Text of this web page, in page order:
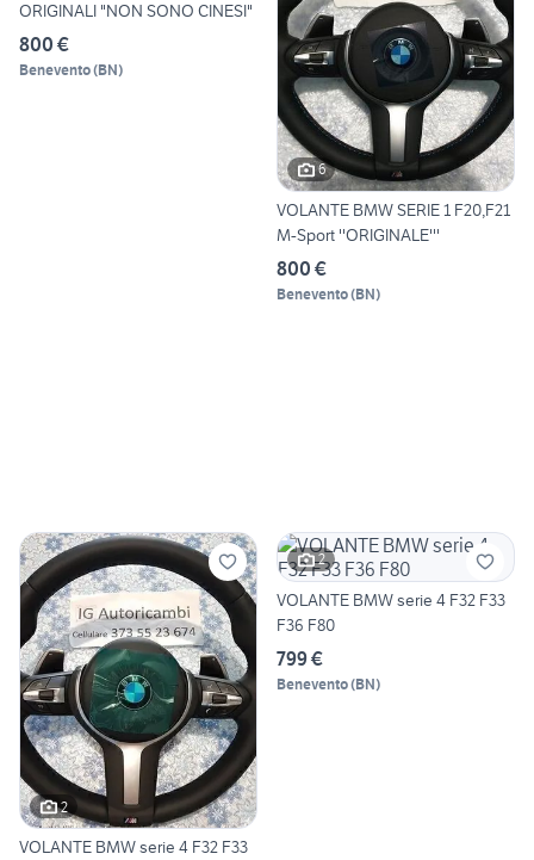
ORIGINALI "NON SONO CINESI"
800 €
Benevento(BN)
6
VOLANTE BMW SERIE 1 F20,F21
M-Sport ''ORIGINALE'''
800 €
Benevento(BN)
2
VOLANTE BMW serie 4 F32 F33
2
VOLANTE BMW serie 4 F32 F33
F36 F80
799 €
Benevento(BN)